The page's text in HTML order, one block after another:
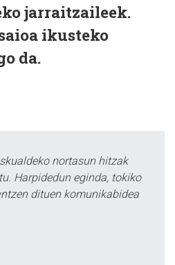
jarraitzaileek.
ikusteko
da.
nortasun hitzak
Harpidedun eginda, tokiko
dituen komunikabidea